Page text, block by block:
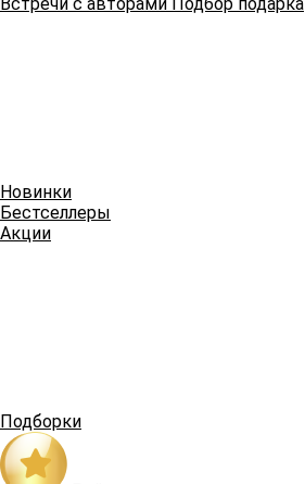
Новинки
Бестселлеры
Акции
Подборки